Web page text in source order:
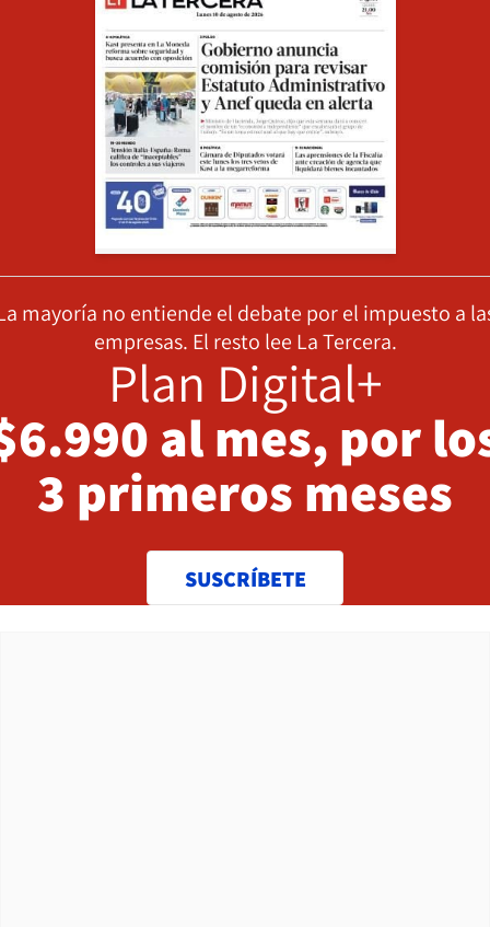
mayoría no entiende el debate por el impuesto a
empresas. El resto lee La Tercera.
Plan Digital+
al mes, por
3 primeros meses
SUSCRÍBETE